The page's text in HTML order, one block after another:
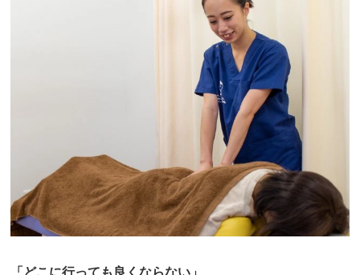
「どこに行っても良くならない」